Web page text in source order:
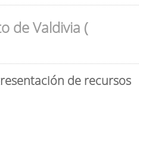
de Valdivia (
de recursos